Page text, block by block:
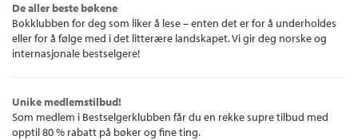
De aller beste bøkene
Bokklubben for deg som liker å lese – enten det er for å underholdes
eller for å følge med i det litterære landskapet. Vi gir deg norske og
internasjonale bestselgere!
Unike medlemstilbud!
Som medlem i Bestselgerklubben får du en rekke supre tilbud med
opptil 80 % rabatt på bøker og fine ting.